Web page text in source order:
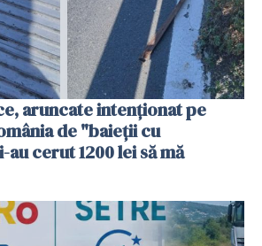
aruncate intenționat pe
de "baieții cu
cerut 1200 lei să mă